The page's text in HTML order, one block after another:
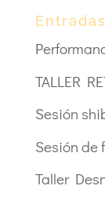
TALLER
Sesión
Sesión de
Taller